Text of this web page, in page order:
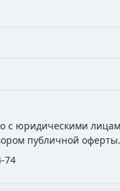
с юридическими
публичной оферты.
74